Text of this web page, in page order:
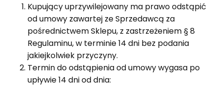
Kupujący uprzywilejowany ma prawo odstąpić
od umowy zawartej ze Sprzedawcą za
pośrednictwem Sklepu, z zastrzeżeniem § 8
Regulaminu, w terminie 14 dni bez podania
jakiejkolwiek przyczyny.
Termin do odstąpienia od umowy wygasa po
upływie 14 dni od dnia: